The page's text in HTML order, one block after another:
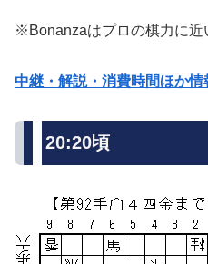
※Bonanzaはプロの棋力に近
中継・解説・消費時間ほか情
20:20頃